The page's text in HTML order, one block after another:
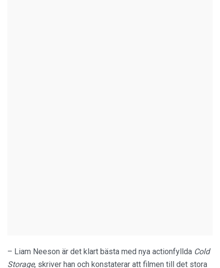
– Liam Neeson är det klart bästa med nya actionfyllda Cold
Storage, skriver han och konstaterar att filmen till det stora